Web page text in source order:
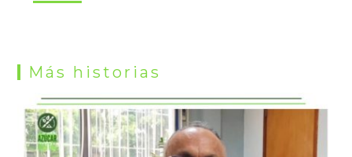
Más historias